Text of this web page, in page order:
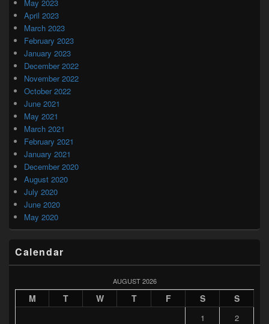
May 2023
April 2023
March 2023
February 2023
January 2023
December 2022
November 2022
October 2022
June 2021
May 2021
March 2021
February 2021
January 2021
December 2020
August 2020
July 2020
June 2020
May 2020
Calendar
AUGUST 2026
M T W T F S S
1
2